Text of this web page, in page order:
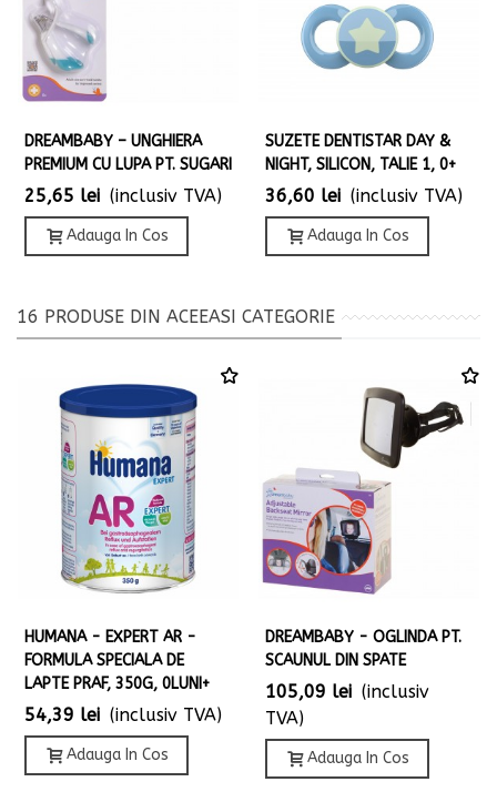
DREAMBABY – UNGHIERA
PREMIUM CU LUPA PT. SUGARI
25,65 lei (inclusiv TVA)
Adauga In Cos
SUZETE DENTISTAR DAY &
NIGHT, SILICON, TALIE 1, 0+
36,60 lei (inclusiv TVA)
Adauga In Cos
16 PRODUSE DIN ACEEASI CATEGORIE
HUMANA - EXPERT AR -
FORMULA SPECIALA DE
LAPTE PRAF, 350G, 0LUNI+
54,39 lei (inclusiv TVA)
Adauga In Cos
DREAMBABY - OGLINDA PT.
SCAUNUL DIN SPATE
105,09 lei (inclusiv
TVA)
Adauga In Cos